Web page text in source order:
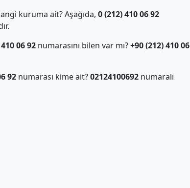
kuruma ait? Aşağıda, 0 (212) 410 06 92
06 92numarasını bilen var mı?+90 (212) 410 06
92numarası kime ait?02124100692numaralı